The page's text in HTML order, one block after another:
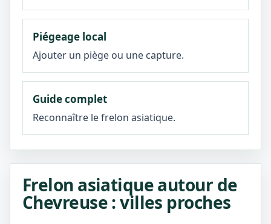
Piégeage local
Ajouter un piège ou une capture.
Guide complet
Reconnaître le frelon asiatique.
Frelon asiatique autour de
Chevreuse : villes proches